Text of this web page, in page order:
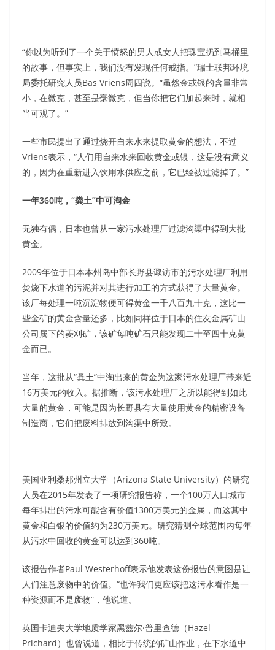
“你以为听到了一个关于愤怒的男人或女人把珠宝扔到马桶里
的故事，但事实上，我们没有发现任何戒指。”瑞士联邦环境
局委托研究人员Bas Vriens周四说。“虽然金或银的含量非常
小，在微克，甚至是毫微克，但当你把它们加起来时，就相
当可观了。”
一些市民提出了通过烧开自来水来提取黄金的想法，不过
Vriens表示，“人们用自来水来回收黄金或银，这是没有意义
的，因为在重新进入饮用水供应之前，它已经被过滤掉了。”
一年360吨，“粪土”中可淘金
无独有偶，日本也曾从一家污水处理厂过滤沟渠中得到大批
黄金。
2009年位于日本本州岛中部长野县诹访市的污水处理厂利用
焚烧下水道的污泥并对其进行加工的方式获得了大量黄金。
该厂每处理一吨沉淀物便可得黄金一千八百九十克，这比一
些金矿的黄金含量还多，比如同样位于日本的住友金属矿山
公司属下的菱刈矿，该矿每吨矿石只能发现二十至四十克黄
金而已。
当年，这批从“粪土”中淘出来的黄金为这家污水处理厂带来近
16万美元的收入。据推断，该污水处理厂之所以能得到如此
大量的黄金，可能是因为长野县有大量使用黄金的精密设备
制造商，它们把废料排放到沟渠中所致。
美国亚利桑那州立大学（Arizona State University）的研究
人员在2015年发表了一项研究报告称，一个100万人口城市
每年排出的污水可能含有价值1300万美元的金属，而这其中
黄金和白银的价值约为230万美元。研究猜测全球范围内每年
从污水中回收的黄金可以达到360吨。
该报告作者Paul Westerhoff表示他发表这份报告的意图是让
人们注意废物中的价值。“也许我们更应该把这污水看作是一
种资源而不是废物”，他说道。
英国卡迪夫大学地质学家黑兹尔·普里查德（Hazel
Prichard）也曾说道，相比于传统的矿山作业，在下水道中